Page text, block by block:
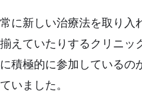
常に新しい治療法を取り入
揃えていたりするクリニッ
に積極的に参加しているの
ていました。